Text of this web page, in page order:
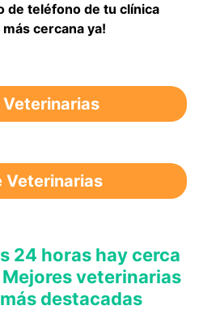
de teléfono de tu clínica
cercana ya!
Veterinarias
Veterinarias
24 horas hay cerca
Mejores veterinarias
destacadas